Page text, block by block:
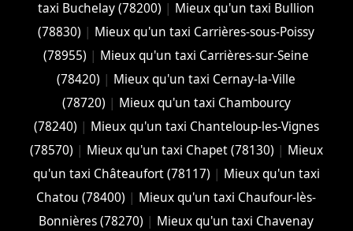
taxi Buchelay (78200) | Mieux qu'un taxi Bullion
(78830) | Mieux qu'un taxi Carrières-sous-Poissy
(78955) | Mieux qu'un taxi Carrières-sur-Seine
(78420) | Mieux qu'un taxi Cernay-la-Ville
(78720) | Mieux qu'un taxi Chambourcy
(78240) | Mieux qu'un taxi Chanteloup-les-Vignes
(78570) | Mieux qu'un taxi Chapet (78130) | Mieux
qu'un taxi Châteaufort (78117) | Mieux qu'un taxi
Chatou (78400) | Mieux qu'un taxi Chaufour-lès-
Bonnières (78270) | Mieux qu'un taxi Chavenay